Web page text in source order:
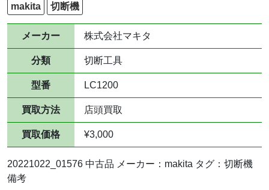
makita 切断機
メーカー 株式会社マキタ
分類 切断工具
型番 LC1200
買取方法 店頭買取
買取価格 ¥3,000
20221022_01576 中古品 メーカー：makita タグ：切断機
備考